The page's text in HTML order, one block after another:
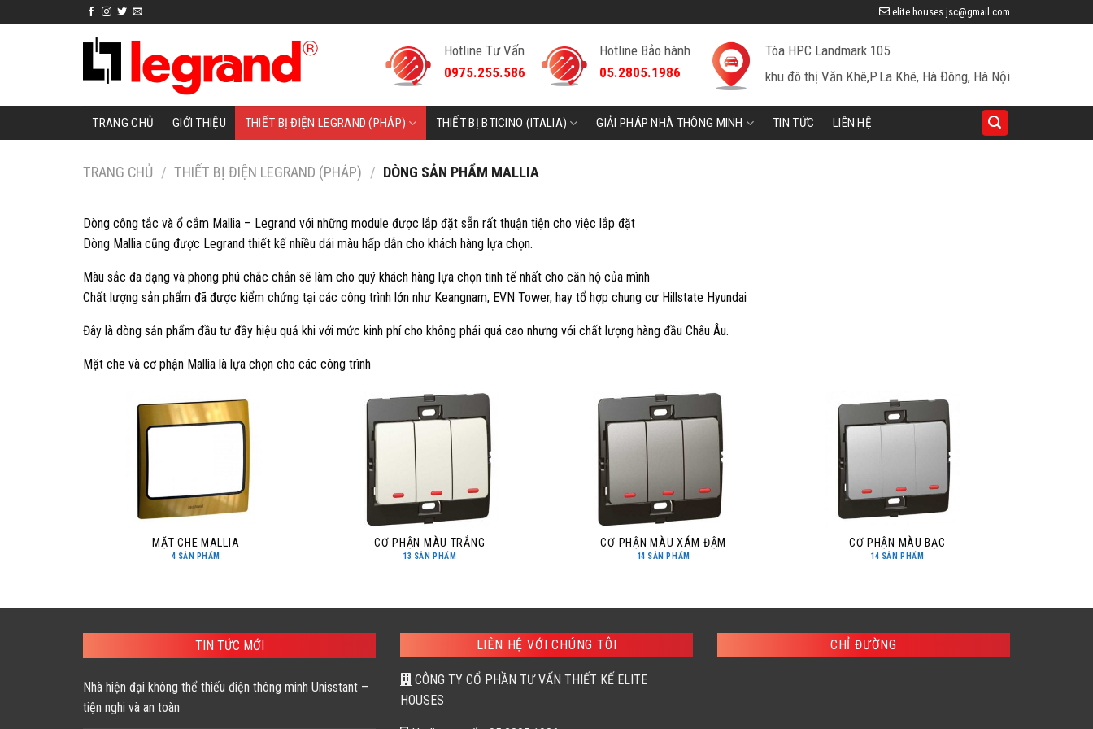
to
elite.houses.jsc@gmail.com
Hotline Tư Vấn
0975.255.586
Hotline Bảo hành
05.2805.1986
Tòa HPC Landmark 105
khu đô thị Văn Khê,P.La Khê, Hà Đông, Hà Nội
TRANG CHỦ GIỚI THIỆU THIẾT BỊ ĐIỆN LEGRAND (PHÁP) THIẾT BỊ BTICINO (ITALIA) GIẢI PHÁP NHÀ THÔNG MINH TIN TỨC LIÊN HỆ
TRANG CHỦ / THIẾT BỊ ĐIỆN LEGRAND (PHÁP) / DÒNG SẢN PHẨM MALLIA
Dòng công tắc và ổ cắm Mallia – Legrand với những module được lắp đặt sẵn rất thuận tiện cho việc lắp đặt
Dòng Mallia cũng được Legrand thiết kế nhiều dải màu hấp dẫn cho khách hàng lựa chọn.
Màu sắc đa dạng và phong phú chắc chắn sẽ làm cho quý khách hàng lựa chọn tinh tế nhất cho căn hộ của mình
Chất lượng sản phẩm đã được kiểm chứng tại các công trình lớn như Keangnam, EVN Tower, hay tổ hợp chung cư Hillstate Hyundai
Đây là dòng sản phẩm đầu tư đầy hiệu quả khi với mức kinh phí cho không phải quá cao nhưng với chất lượng hàng đầu Châu Âu.
Mặt che và cơ phận Mallia là lựa chọn cho các công trình
MẶT CHE MALLIA
4 SẢN PHẨM
CƠ PHẬN MÀU TRẮNG
13 SẢN PHẨM
CƠ PHẬN MÀU XÁM ĐẬM
14 SẢN PHẨM
CƠ PHẬN MÀU BẠC
14 SẢN PHẨM
TIN TỨC MỚI
Nhà hiện đại không thể thiếu điện thông minh Unisstant –
tiện nghi và an toàn
LIÊN HỆ VỚI CHÚNG TÔI
CÔNG TY CỔ PHẦN TƯ VẤN THIẾT KẾ ELITE
HOUSES
CHỈ ĐƯỜNG